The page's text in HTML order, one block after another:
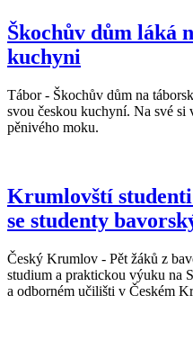
Škochův dům láká
kuchyni
Tábor - Škochův dům na
svou českou kuchyní. Na své
pěnivého moku.
Krumlovští
se studenty
Český Krumlov - Pět žáků z
studium a praktickou výuku na
a odborném učilišti v Českém